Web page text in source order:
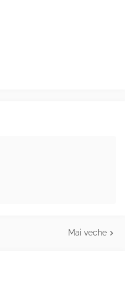
Mai veche